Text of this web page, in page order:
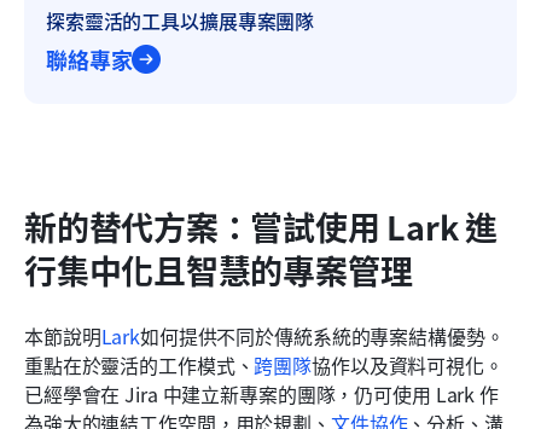
探索靈活的工具以擴展專案團隊
聯絡專家
新的替代方案：嘗試使用 Lark 進
行集中化且智慧的專案管理
本節說明Lark如何提供不同於傳統系統的專案結構優勢。
重點在於靈活的工作模式、 跨團隊協作以及資料可視化。
已經學會在 Jira 中建立新專案的團隊，仍可使用 Lark 作
為強大的連結工作空間，用於規劃、 文件協作、分析、溝